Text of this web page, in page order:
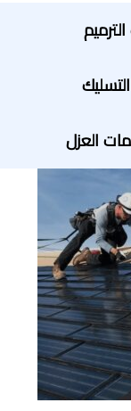
العزل